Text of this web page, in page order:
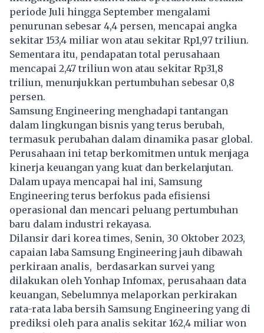
periode Juli hingga September mengalami
penurunan sebesar 4,4 persen, mencapai angka
sekitar 153,4 miliar won atau sekitar Rp1,97 triliun.
Sementara itu, pendapatan total perusahaan
mencapai 2,47 triliun won atau sekitar Rp31,8
triliun, menunjukkan pertumbuhan sebesar 0,8
persen.
Samsung Engineering menghadapi tantangan
dalam lingkungan bisnis yang terus berubah,
termasuk perubahan dalam dinamika pasar global.
Perusahaan ini tetap berkomitmen untuk menjaga
kinerja keuangan yang kuat dan berkelanjutan.
Dalam upaya mencapai hal ini, Samsung
Engineering terus berfokus pada efisiensi
operasional dan mencari peluang pertumbuhan
baru dalam industri rekayasa.
Dilansir dari korea times, Senin, 30 Oktober 2023,
capaian laba Samsung Engineering jauh dibawah
perkiraan analis, berdasarkan survei yang
dilakukan oleh Yonhap Infomax, perusahaan data
keuangan, Sebelumnya melaporkan perkirakan
rata-rata laba bersih Samsung Engineering yang di
prediksi oleh para analis sekitar 162,4 miliar won